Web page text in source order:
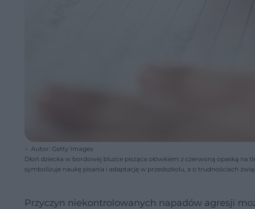
Autor: Getty Images
Dłoń dziecka w bordowej bluzce pisząca ołówkiem z czerwoną opaską na
symbolizuje naukę pisania i adaptację w przedszkolu, a o trudnościach
Przyczyn niekontrolowanych napadów agresji